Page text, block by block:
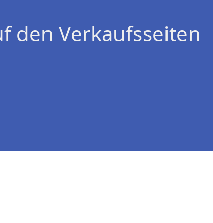
den Verkaufsseiten